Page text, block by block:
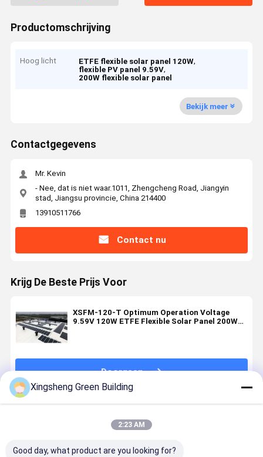
Productomschrijving
Hoog licht ETFE flexible solar panel 120W,
flexible PV panel 9.59V,
200W flexible solar panel
Bekijk meer
Contactgegevens
Mr. Kevin
- Nee, dat is niet waar.1011, Zhengcheng Road, Jiangyin
stad, Jiangsu provincie, China 214400
13910511766
Contact nu
Krijg De Beste Prijs Voor
XSFM-120-T Optimum Operation Voltage
9.59V 120W ETFE Flexible Solar Panel 200W
Doorgaan
Xingsheng Green Building
2:23 AM
Good day, what product are you looking for?